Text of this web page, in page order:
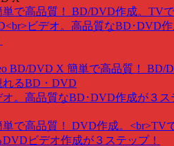
BD/DVD X 簡単で高品質！ BD/
れるBD・DVD
オ。高品質なBD･DVD作成が３ス